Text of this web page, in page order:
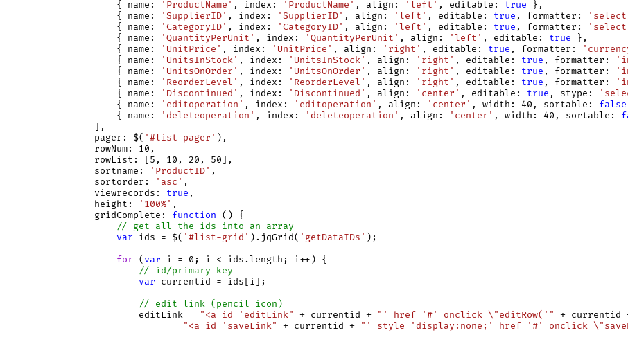
{ name:
'ProductName' , index: 'ProductName' , align: 'left' , editable: true },
{ name:
'SupplierID' , index: 'SupplierID' , align: 'left' , editable: true , formatter:
{ name:
'CategoryID' , index: 'CategoryID' , align: 'left' , editable: true , formatter:
{ name:
'QuantityPerUnit' , index: 'QuantityPerUnit' , align: 'left' , editable: true },
{ name:
'UnitPrice' , index: 'UnitPrice' , align: 'right' , editable: true , formatter:
{ name:
'UnitsInStock' , index: 'UnitsInStock' , align: 'right' , editable: true , formatter:
{ name:
'UnitsOnOrder' , index: 'UnitsOnOrder' , align: 'right' , editable: true , formatter:
{ name:
'ReorderLevel' , index: 'ReorderLevel' , align: 'right' , editable: true , formatter:
{ name:
'Discontinued' , index: 'Discontinued' , align: 'center' , editable: true , stype:
{ name:
'editoperation' , index: 'editoperation' , align: 'center' , width: 40, sortable: false
{ name:
'deleteoperation' , index: 'deleteoperation' , align: 'center' , width: 40, sortable:
],
pager: $( '#list-pager' ),
rowNum: 10,
rowList: [5, 10, 20, 50],
sortname:
'ProductID' ,
sortorder:
'asc' ,
viewrecords: true ,
height:
'100%' ,
gridComplete: function () {
// get all the ids into an array
var ids = $( '#list-grid' ).jqGrid( 'getDataIDs' );
for ( var i = 0; i < ids.length; i++) {
// id/primary key
var currentid = ids[i];
// edit link (pencil icon)
editLink =
"<a id='editLink" + currentid + "' href='#' onclick=\"editRow('" + currentid
"<a id='saveLink"
+ currentid + "' style='display:none;' href='#' onclick=\"